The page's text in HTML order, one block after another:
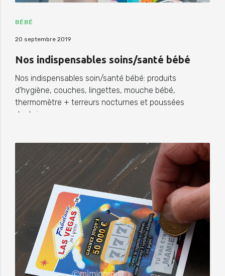
BÉBÉ
20 septembre 2019
Nos indispensables soins/santé bébé
Nos indispensables soin/santé bébé: produits
d’hygiène, couches, lingettes, mouche bébé,
thermomètre + terreurs nocturnes et poussées
dentaires.